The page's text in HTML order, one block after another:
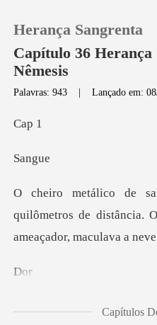
Histórico
Herança Sangrenta
Capítulo 36
Nêmesis
Palavras: 943 |Lançado em:
a
Sa
quilômetros de distância.
morte deCapítulos